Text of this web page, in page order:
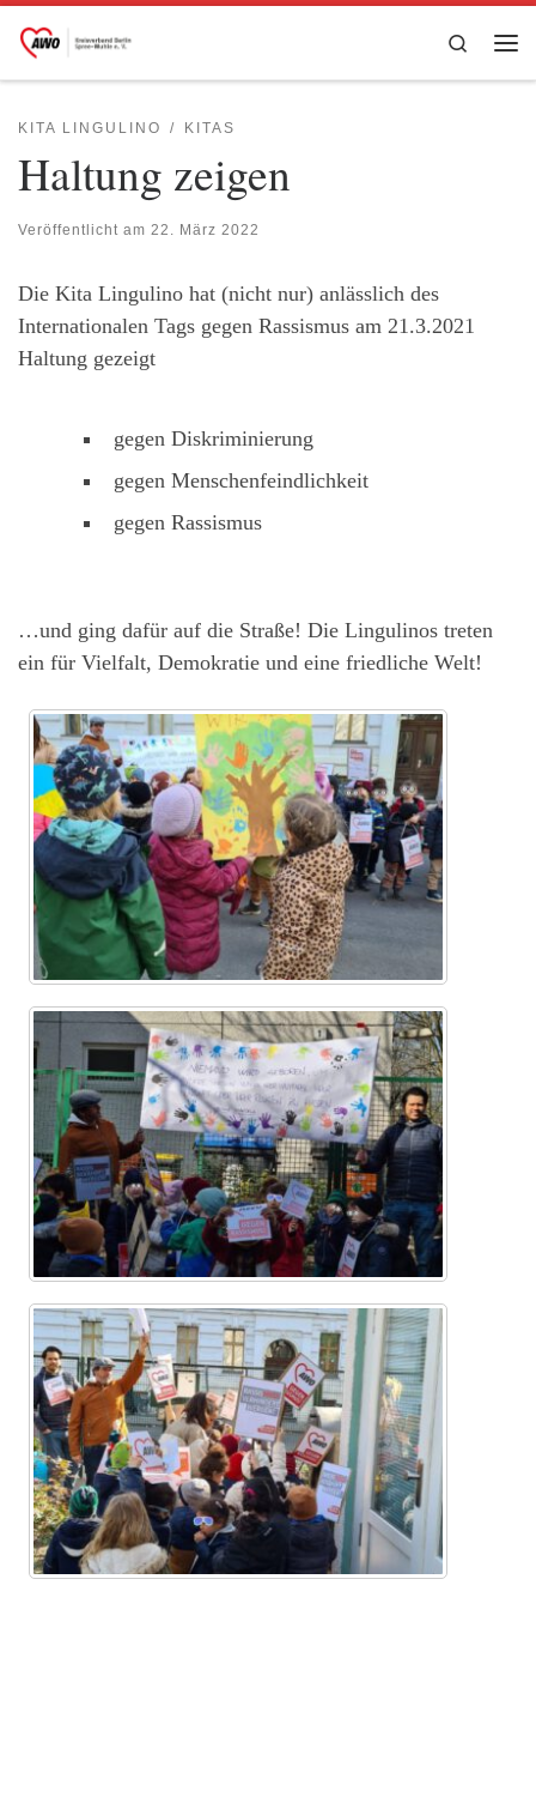
Zum Inhalt springen
Search
KITA LINGULINO KITAS
Haltung zeigen
Veröffentlicht am 22. März 2022
Die Kita Lingulino hat (nicht nur) anlässlich des
Internationalen Tags gegen Rassismus am 21.3.2021
Haltung gezeigt
gegen Diskriminierung
gegen Menschenfeindlichkeit
gegen Rassismus
…und ging dafür auf die Straße! Die Lingulinos treten
ein für Vielfalt, Demokratie und eine friedliche Welt!